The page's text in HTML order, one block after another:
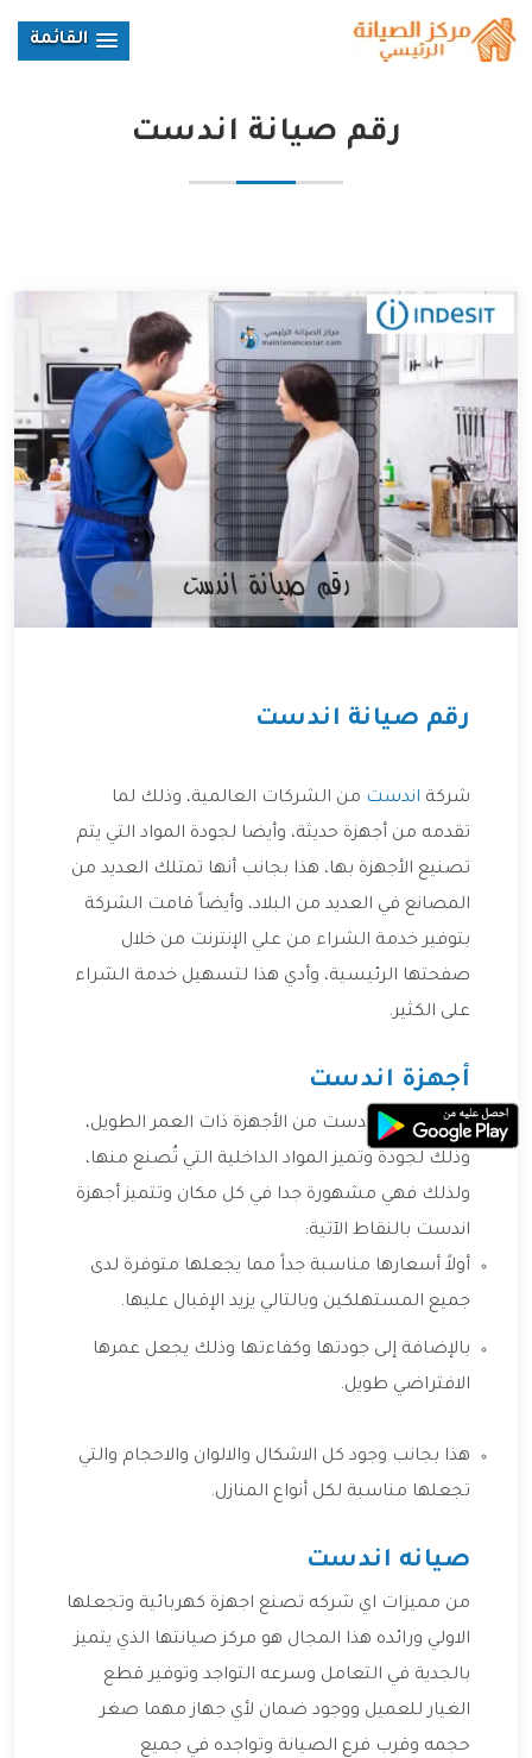
القائمة
رقم صيانة اندست
رقم صيانة اندست
شركة اندست من الشركات العالمية، وذلك لما
تقدمه من أجهزة حديثة، وأيضا لجودة المواد التي يتم
تصنيع الأجهزة بها، هذا بجانب أنها تمتلك العديد من
المصانع في العديد من البلاد، وأيضاً قامت الشركة
بتوفير خدمة الشراء من علي الإنترنت من خلال
صفحتها الرئيسية، وأدي هذا لتسهيل خدمة الشراء
على الكثير.
أجهزة اندست
تعتبر اجهزة اندست من الأجهزة ذات العمر الطويل،
وذلك لجودة وتميز المواد الداخلية التي تُصنع منها،
ولذلك فهي مشهورة جدا في كل مكان وتتميز أجهزة
اندست بالنقاط الآتية:
أولاً أسعارها مناسبة جداً مما يجعلها متوفرة لدى
جميع المستهلكين وبالتالي يزيد الإقبال عليها.
بالإضافة إلى جودتها وكفاءتها وذلك يجعل عمرها
الافتراضي طويل.
هذا بجانب وجود كل الاشكال والالوان والاحجام والتي
تجعلها مناسبة لكل أنواع المنازل.
صيانه اندست
من مميزات اي شركه تصنع اجهزة كهربائية وتجعلها
الاولي ورائده هذا المجال هو مركز صيانتها الذي يتميز
بالجدية في التعامل وسرعه التواجد وتوفير قطع
الغيار للعميل ووجود ضمان لأي جهاز مهما صغر
حجمه وقرب فرع الصيانة وتواجده في جميع